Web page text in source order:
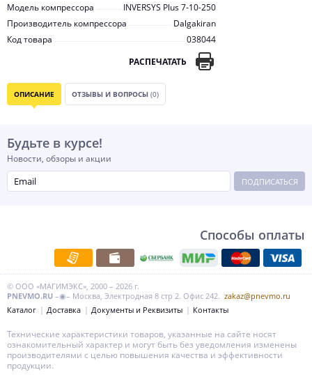
Модель компрессора
INVERSYS Plus 7-10-250
Производитель компрессора
Dalgakiran
Код товара
038044
РАСПЕЧАТАТЬ
ОПИСАНИЕ ОТЗЫВЫ И ВОПРОСЫ (0)
Будьте в курсе!
Новости, обзоры и акции
ПОДПИСАТЬСЯ
Способы оплаты
© ООО «МАГИМЭКС», 2000 – 2026 г.
PNEVMO.RU –◉– Москва, Электродная 8 стр 2. Офис 242. zakaz@pnevmo.ru
Каталог
Доставка Документы и Реквизиты Контакты
Технические характеристики товаров, указанные на сайте носят
ознакомительный характер и могут быть без уведомления изменены
производителями с целью повышения качества и эффективности
продукции.